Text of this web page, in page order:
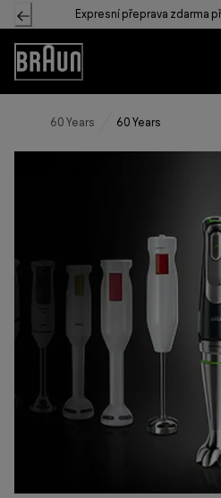
Skip
to
Content
Expresní přeprava zdarma
Accessibility
Statement
60 Years 60 Years